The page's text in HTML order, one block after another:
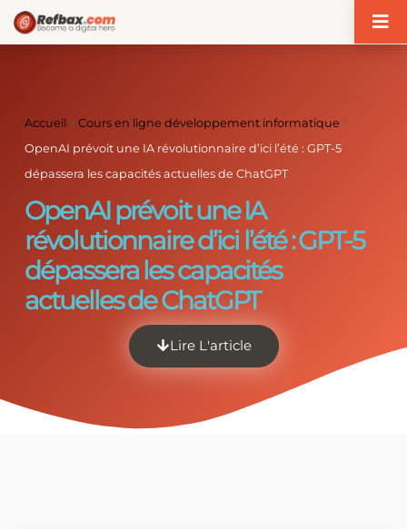
Accueil >Cours en ligne développement informatique >
OpenAI prévoit une IA révolutionnaire d’ici l’été : GPT-5
dépassera les capacités actuelles de ChatGPT
OpenAI prévoit une IA
révolutionnaire d’ici l’été : GPT-5
dépassera les capacités
actuelles de ChatGPT
Lire L'article
Panneau de gestion des cookies